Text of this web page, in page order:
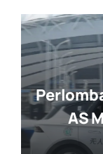
AS